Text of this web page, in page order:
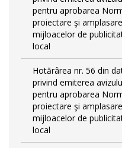
pentru aprobarea
proiectare şi
mijloacelor de
local
Hotărârea nr. 56 din
privind emiterea
pentru aprobarea
proiectare şi
mijloacelor de
local